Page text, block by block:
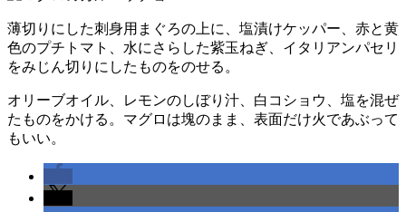
薄切りにした刺身用まぐろの上に、塩漬けケッパー、赤と黄
色のプチトマト、水にさらした紫玉ねぎ、イタリアンパセリ
をみじん切りにしたものをのせる。
オリーブオイル、レモンのしぼり汁、白コショウ、塩を混ぜ
たものをかける。マグロは塊のまま、表面だけ火であぶって
もいい。